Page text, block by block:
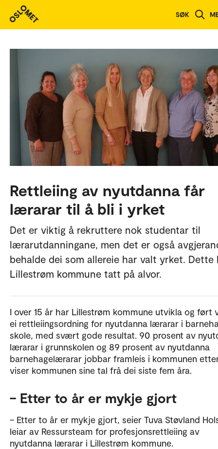
SØK
Rettleiing av nyutdanna får
lærarar til å bli i yrket
Det er viktig å rekruttere nok studentar til
lærarutdanningane, men det er også
behalde dei som allereie har valt yrket. Dette
Lillestrøm kommune tatt på alvor.
I over 15 år har Lillestrøm kommune utvikla og ført
ei rettleiingsordning for nyutdanna lærarar i
skole, med svært gode resultat. 90 prosent av
lærarar i grunnskolen og 89 prosent av nyutdanna
barnehagelærarar jobbar framleis i kommunen
viser kommunen sine tal frå dei siste fem åra.
– Etter to år er mykje gjort
– Etter to år er mykje gjort, seier Tuva Støvland
leiar av Ressursteam for profesjonsrettleiing av
nyutdanna lærarar i Lillestrøm kommune.